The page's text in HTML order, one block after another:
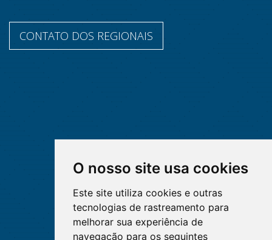
O nosso site usa cookies
Este site utiliza cookies e outras
tecnologias de rastreamento para
melhorar sua experiência de
navegação para os seguintes
CONTATO DOS REGIONAIS